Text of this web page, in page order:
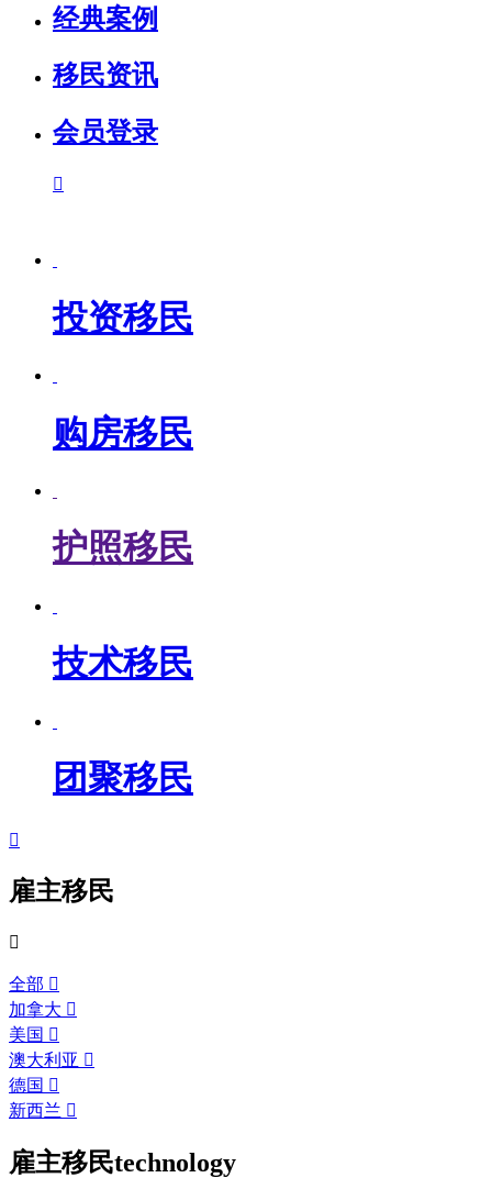
经典案例
移民资讯
会员登录

投资移民
购房移民
护照移民
技术移民
团聚移民

雇主移民

全部 
加拿大 
美国 
澳大利亚 
德国 
新西兰 
雇主移民technology